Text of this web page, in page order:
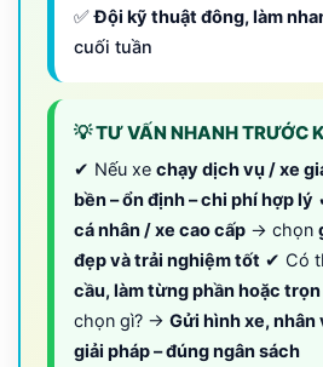
✅Đội kỹ thuật đông, làm
cuối tuần
💡 TƯ VẤN NHANH TRƯỚC
✔ Nếu xe chạy dịch vụ / xe
bền – ổn định – chi phí hợp lý
cá nhân / xe cao cấp → chọn
đẹp và trải nghiệm tốt ✔ Có
cầu, làm từng phần hoặc trọn
chọn gì? → Gửi hình xe,
giải pháp – đúng ngân sách